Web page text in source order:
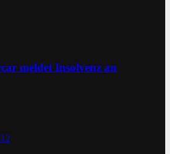
meldet Insolvenz an